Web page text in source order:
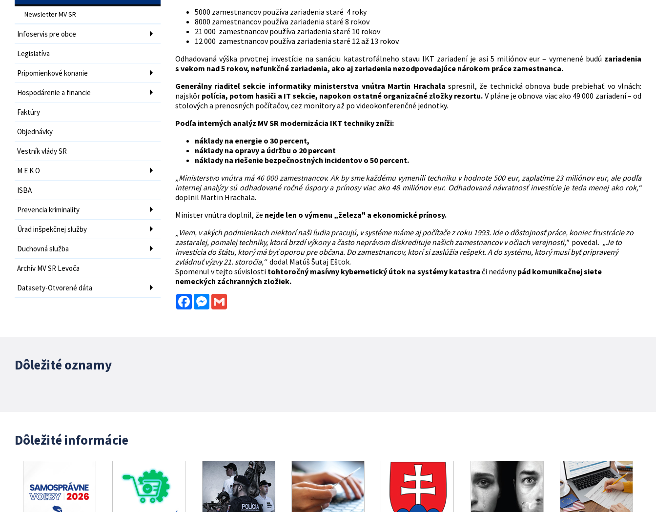
Newsletter MV SR
Infoservis pre obce
Legislatíva
Pripomienkové konanie
Hospodárenie a financie
Faktúry
Objednávky
Vestník vlády SR
M E K O
ISBA
Prevencia kriminality
Úrad inšpekčnej služby
Duchovná služba
Archív MV SR Levoča
Datasety-Otvorené dáta
5000 zamestnancov používa zariadenia staré 4 roky
8000 zamestnancov používa zariadenia staré 8 rokov
21 000 zamestnancov používa zariadenia staré 10 rokov
12 000 zamestnancov používa zariadenia staré 12 až 13 rokov.
Odhadovaná výška prvotnej investície na sanáciu katastrofálneho stavu IKT zariadení je asi 5 miliónov eur – vymenené budú zariadenia
s vekom nad 5 rokov, nefunkčné zariadenia, ako aj zariadenia nezodpovedajúce nárokom práce zamestnanca.
Generálny riaditeľ sekcie informatiky ministerstva vnútra Martin Hrachala spresnil, že technická obnova bude prebiehať vo vlnách:
najskôr polícia, potom hasiči a IT sekcie, napokon ostatné organizačné zložky rezortu. V pláne je obnova viac ako 49 000 zariadení – od
stolových a prenosných počítačov, cez monitory až po videokonferenčné jednotky.
Podľa interných analýz MV SR modernizácia IKT techniky zníži:
náklady na energie o 30 percent,
náklady na opravy a údržbu o 20 percent
náklady na riešenie bezpečnostných incidentov o 50 percent.
„Ministerstvo vnútra má 46 000 zamestnancov. Ak by sme každému vymenili techniku v hodnote 500 eur, zaplatíme 23 miliónov eur, ale podľa
internej analýzy sú odhadované ročné úspory a prínosy viac ako 48 miliónov eur. Odhadovaná návratnosť investície je teda menej ako rok,“
doplnil Martin Hrachala.
Minister vnútra doplnil, že nejde len o výmenu „železa" a ekonomické prínosy.
„Viem, v akých podmienkach niektorí naši ľudia pracujú, v systéme máme aj počítače z roku 1993. Ide o dôstojnosť práce, koniec frustrácie zo
zastaralej, pomalej techniky, ktorá brzdí výkony a často neprávom diskredituje našich zamestnancov v očiach verejnosti," povedal. „Je to
investícia do štátu, ktorý má byť oporou pre občana. Do zamestnancov, ktorí si zaslúžia rešpekt. A do systému, ktorý musí byť pripravený
zvládnuť výzvy 21. storočia,“dodal Matúš Šutaj Eštok.
Spomenul v tejto súvislosti tohtoročný masívny kybernetický útok na systémy katastra či nedávnypád komunikačnej siete
nemeckých záchranných zložiek.
FacebookMessenger
Gmail
Dôležité oznamy
Dôležité informácie